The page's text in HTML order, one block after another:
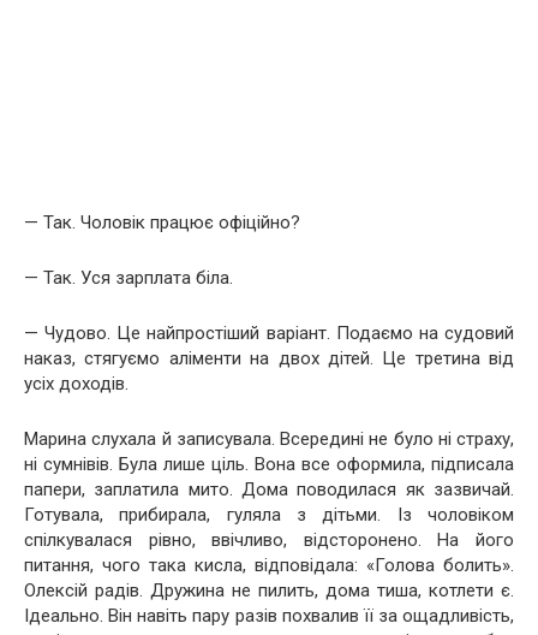
— Так. Чоловік працює офіційно?
— Так. Уся зарплата біла.
— Чудово. Це найпростіший варіант. Подаємо на судовий
наказ, стягуємо аліменти на двох дітей. Це третина від
усіх доходів.
Марина слухала й записувала. Всередині не було ні страху,
ні сумнівів. Була лише ціль. Вона все оформила, підписала
папери, заплатила мито. Дома поводилася як зазвичай.
Готувала, прибирала, гуляла з дітьми. Із чоловіком
спілкувалася рівно, ввічливо, відсторонено. На його
питання, чого така кисла, відповідала: «Голова болить».
Олексій радів. Дружина не пилить, дома тиша, котлети є.
Ідеально. Він навіть пару разів похвалив її за ощадливість,